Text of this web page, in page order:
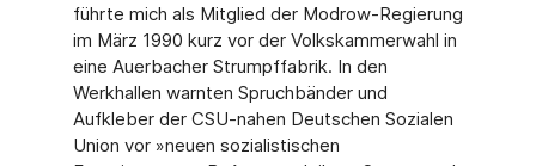
führte mich als Mitglied der Modrow-Regierung
im März 1990 kurz vor der Volkskammerwahl in
eine Auerbacher Strumpffabrik. In den
Werkhallen warnten Spruchbänder und
Aufkleber der CSU-nahen Deutschen Sozialen
Union vor »neuen sozialistischen